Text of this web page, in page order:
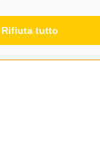
Rifiuta tutto